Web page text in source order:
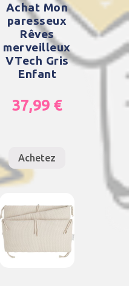
Achat Mon
paresseux
Rêves
merveilleux
VTech Gris
Enfant
37,99 €
Achetez